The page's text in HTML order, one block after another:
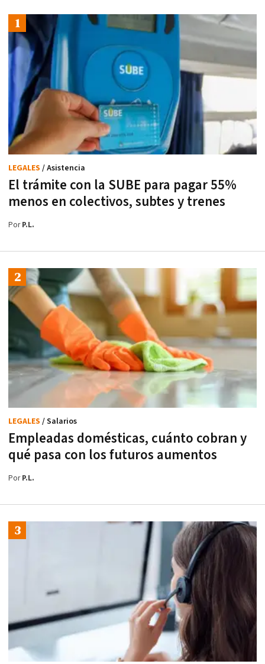
El trámite con la SUBE para pagar 55%
menos en colectivos, subtes y trenes
LEGALES / Asistencia
PorP.L.
Empleadas domésticas, cuánto cobran y
qué pasa con los futuros aumentos
LEGALES / Salarios
PorP.L.